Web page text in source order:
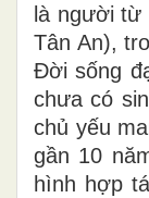
là người từ
Tân An),
Đời sống
chưa có
chủ yếu
gần 10
hình hợp